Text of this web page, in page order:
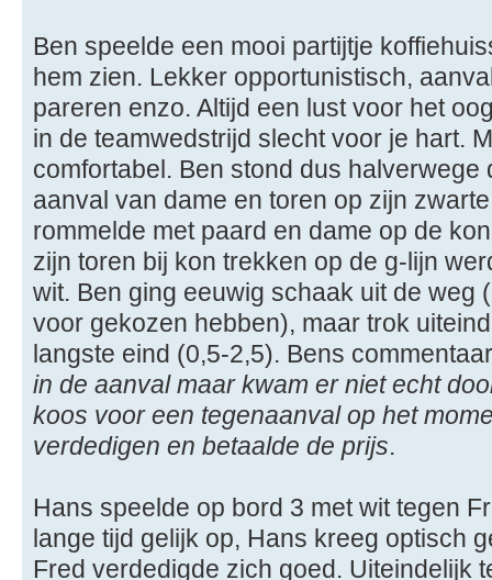
Ben speelde een mooi partijtje
hem zien. Lekker opportunistisch,
pareren enzo. Altijd een lust voor het
in de teamwedstrijd slecht voor je hart.
comfortabel. Ben stond dus
aanval van dame en toren op zijn
rommelde met paard en dame op de
zijn toren bij kon trekken op de g-lijn
wit. Ben ging eeuwig schaak uit de weg
voor gekozen hebben), maar trok
langste eind (0,5-2,5). Bens
in de aanval maar kwam er niet echt
koos voor een tegenaanval op het
verdedigen en betaalde de prijs.
Hans speelde op bord 3 met wit tegen
lange tijd gelijk op, Hans kreeg optisch
Fred verdedigde zich goed. Uiteindelijk